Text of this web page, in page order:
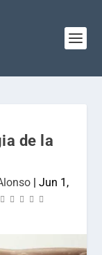
de la
| Jun 1,